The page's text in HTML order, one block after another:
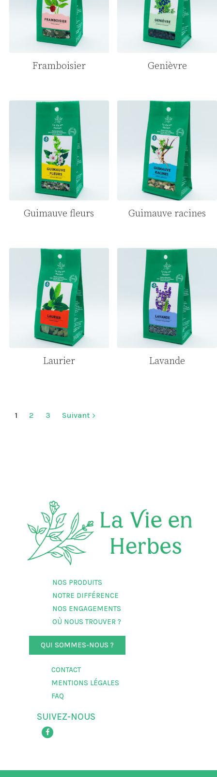
Framboisier Genièvre
Guimauve fleurs Guimauve racines
Laurier Lavande
1 2 3 Suivant
NOS PRODUITS
NOTRE DIFFÉRENCE
NOS ENGAGEMENTS
OÙ NOUS TROUVER ?
QUI SOMMES-NOUS ?
CONTACT
MENTIONS LÉGALES
FAQ
SUIVEZ-NOUS